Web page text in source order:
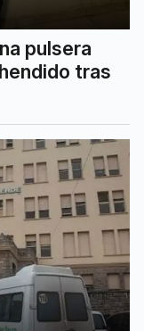
pulsera
tras